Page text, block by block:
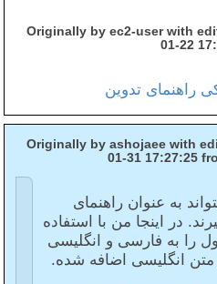
(1.2) Originally by ec2-user with
01-22
راهنمای تدوین
(2.3) Originally by ashojaee with
01-31 17:27:25
به عنوان راهنمای
در اینجا من با استفاده
را به فارسی و انگلیسی
متن انگلیسی اضافه شده.